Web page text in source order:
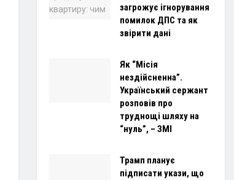
загрожує ігнорування
помилок ДПС та як
звірити дані
Як “Місія
нездійсненна”.
Український сержант
розповів про
труднощі шляху на
“нуль”, – ЗМІ
Трамп планує
підписати укази, що